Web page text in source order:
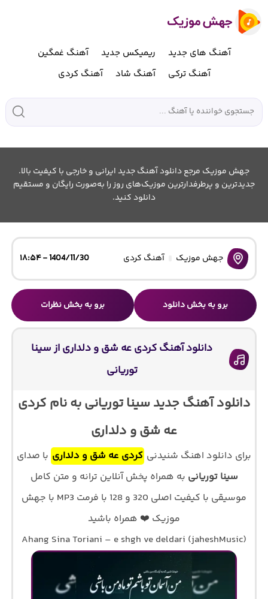
آهنگ های جدید ریمیکس جدید
آهنگ غمگین
آهنگ ترکی
آهنگ شاد آهنگ کردی
جهش موزیک مرجع دانلود آهنگ جدید ایرانی و خارجی با کیفیت بالا.
جدیدترین و پرطرفدارترین موزیک‌های روز را به‌صورت رایگان و مستقیم
دانلود کنید.
جهش موزیک آهنگ کردی 1404/11/30 - ۱۸:۵۴
برو به بخش دانلود برو به بخش نظرات
دانلود آهنگ کردی عه شق و دلداری از سینا
توریانی
دانلود آهنگ جدید سینا توریانی به نام کردی
عه شق و دلداری
برای دانلود اهنگ شنیدنی کردی عه شق و دلداری با صدای
سینا توریانی به همراه پخش آنلاین ترانه و متن کامل
موسیقی با کیفیت اصلی 320 و 128 با فرمت MP3 با جهش
موزیک ❤️ همراه باشید
Ahang Sina Toriani – e shgh ve deldari (jaheshMusic)